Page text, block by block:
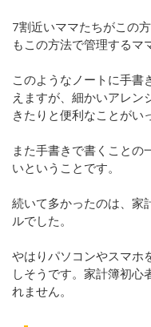
7割近いママたちがこの
もこの方法で管理するマ
このようなノートに手書
えますが、細かいアレン
きたりと便利なことがい
また手書きで書くことの
いということです。
続いて多かったのは、家
ルでした。
やはりパソコンやスマホ
しそうです。家計簿初心
れません。